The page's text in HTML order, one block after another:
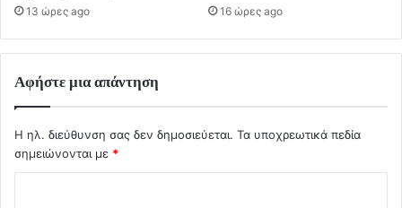
13 ώρες ago 16 ώρες ago
Αφήστε μια απάντηση
Η ηλ. διεύθυνση σας δεν δημοσιεύεται. Τα υποχρεωτικά πεδία
σημειώνονται με *